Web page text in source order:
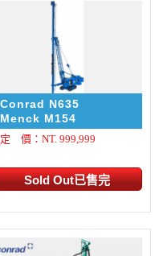
Conrad N635
Menck M154
定 價：NT. 999,999